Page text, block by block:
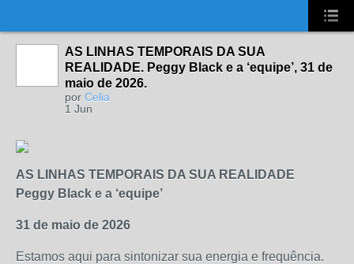
AS LINHAS TEMPORAIS DA SUA
REALIDADE. Peggy Black e a ‘equipe’, 31 de
maio de 2026.
por Celia
1 Jun
AS LINHAS TEMPORAIS DA SUA REALIDADE
Peggy Black e a ‘equipe’
31 de maio de 2026
Estamos aqui para sintonizar sua energia e frequência.